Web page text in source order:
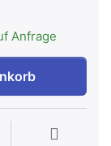
Anfrage
gestanzt